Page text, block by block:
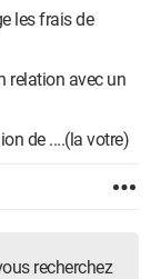
les frais de
relation avec un
de ....(la votre)
recherchez